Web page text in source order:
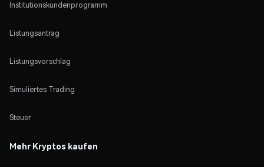
Institutionskundenprogramm
Listungsantrag
Listungsvorschlag
Simuliertes Trading
Steuer
Mehr Kryptos kaufen